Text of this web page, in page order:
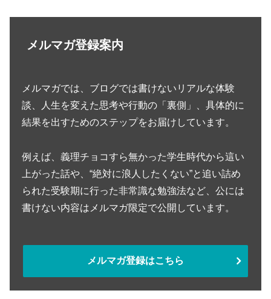
メルマガ登録案内
メルマガでは、ブログでは書けないリアルな体験
談、人生を変えた思考や行動の「裏側」、具体的に
結果を出すためのステップをお届けしています。
例えば、義理チョコすら無かった学生時代から這い
上がった話や、“絶対に浪人したくない”と追い詰め
られた受験期に行った非常識な勉強法など、公には
書けない内容はメルマガ限定で公開しています。
メルマガ登録はこちら